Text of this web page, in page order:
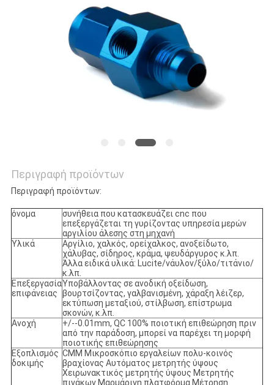
Περιγραφή προϊόντων
Περιγραφή προϊόντων:
όνομα
συνήθεια που κατασκευάζει cnc που
επεξεργάζεται τη γυρίζοντας υπηρεσία μερών
αργιλίου άλεσης στη μηχανή
Υλικά
Αργίλιο, χαλκός, ορείχαλκος, ανοξείδωτο,
χάλυβας, σίδηρος, κράμα, ψευδάργυρος κ.λπ.
Άλλα ειδικά υλικά: Lucite/νάυλον/ξύλο/τιτάνιο/
κ.λπ.
Επεξεργασία
επιφάνειας
Υποβάλλοντας σε ανοδική οξείδωση,
βουρτσίζοντας, γαλβανισμένη, χάραξη λέιζερ,
εκτύπωση μεταξιού, στίλβωση, επίστρωμα
σκονών, κ.λπ.
Ανοχή
+/--0.01mm, QC 100% ποιοτική επιθεώρηση πριν
από την παράδοση, μπορεί να παρέχει τη μορφή
ποιοτικής επιθεώρησης
Εξοπλισμός
δοκιμής
CMM Μικροσκόπιο εργαλείων πολυ-κοινός
βραχίονας Αυτόματος μετρητής ύψους
Χειρωνακτικός μετρητής ύψους Μετρητής
πινάκων Μαρμάρινη πλατφόρμα Μέτρηση